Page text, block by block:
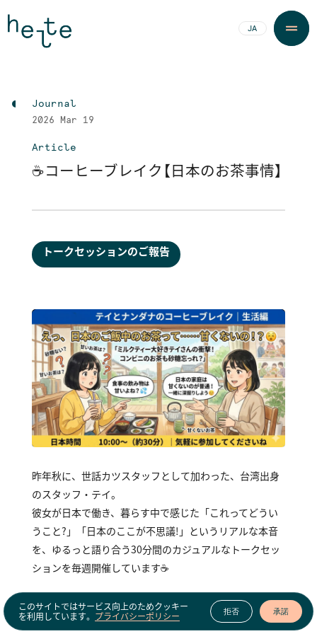
JA
Journal
2026 Mar 19
Article
☕コーヒーブレイク【日本のお茶事情】
トークセッションのご報告
昨年秋に、世話カツスタッフとして加わった、台湾出身
のスタッフ・テイ。
彼女が日本で働き、暮らす中で感じた「これってどうい
うこと？」「日本のここが不思議！」というリアルな本音
を、ゆるっと語り合う30分間のカジュアルなトークセッ
ションを毎週開催しています☕
📝 たとえば、こんな「あるある」をお話ししています
・「主語がない！」：誰の話をしているのか分からなくて
このサイトではサービス向上のためクッキー
を利用しています。 プライバシーポリシー 拒否 承諾